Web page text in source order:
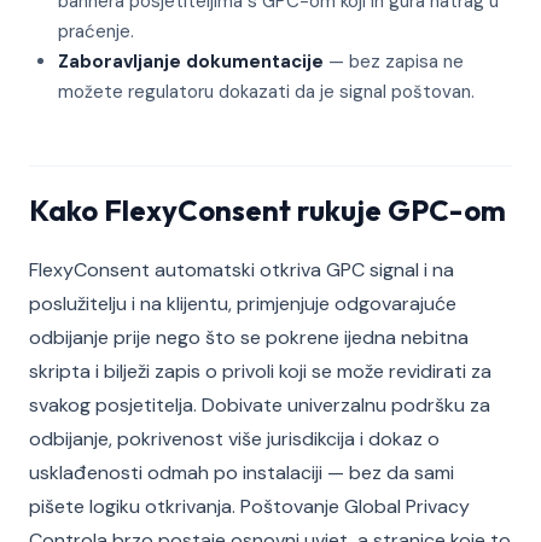
praćenje.
Zaboravljanje dokumentacije — bez zapisa ne
možete regulatoru dokazati da je signal poštovan.
Kako FlexyConsent rukuje GPC-om
FlexyConsent automatski otkriva GPC signal i na
poslužitelju i na klijentu, primjenjuje odgovarajuće
odbijanje prije nego što se pokrene ijedna nebitna
skripta i bilježi zapis o privoli koji se može revidirati za
svakog posjetitelja. Dobivate univerzalnu podršku za
odbijanje, pokrivenost više jurisdikcija i dokaz o
usklađenosti odmah po instalaciji — bez da sami
pišete logiku otkrivanja. Poštovanje Global Privacy